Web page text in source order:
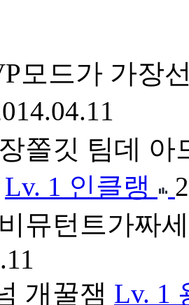
모드가 가장
쫄깃 팀데 아
Lv. 1 인클랭
뮤턴트가짜
개꿀잼 Lv. 1